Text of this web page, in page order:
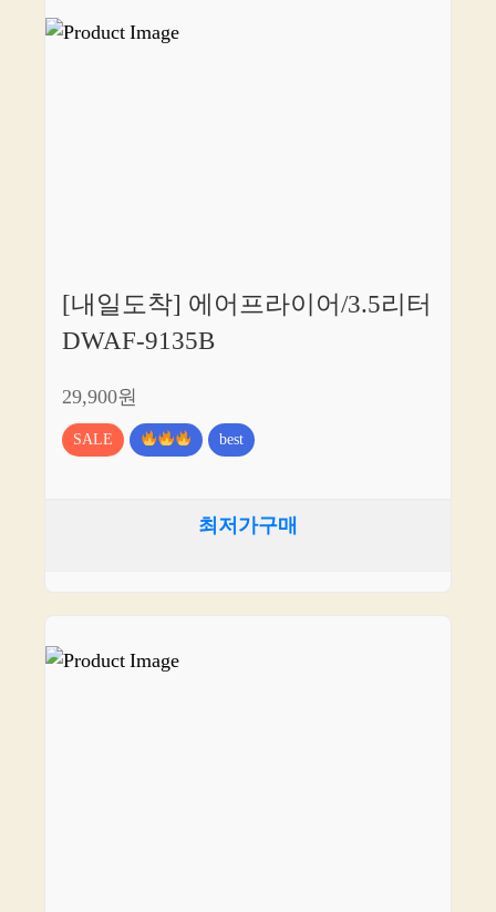
[내일도착] 에어프라이어/3.5리터
DWAF-9135B
29,900원
SALE best
최저가구매